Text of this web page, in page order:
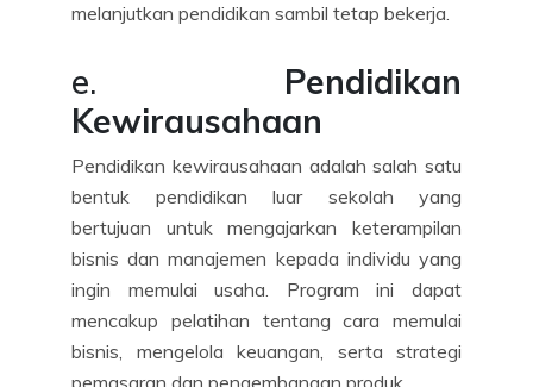
melanjutkan pendidikan sambil tetap bekerja.
e. Pendidikan
Kewirausahaan
Pendidikan kewirausahaan adalah salah satu
bentuk pendidikan luar sekolah yang
bertujuan untuk mengajarkan keterampilan
bisnis dan manajemen kepada individu yang
ingin memulai usaha. Program ini dapat
mencakup pelatihan tentang cara memulai
bisnis, mengelola keuangan, serta strategi
pemasaran dan pengembangan produk.